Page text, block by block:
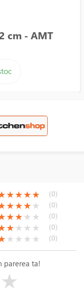
cm - AMT
(*)
★(*)
★(*)
★(*)
★ (0)
(*)
★(*)
★(*)
★( )
★ (0)
(*)
★(*)
★( )
★ ( )
★ (0)
(*)
★( )
★ ( )
★ ( )
★ (0)
( )
★ ( )
★ ( )
★ ( )
★ (0)
parerea ta!
★